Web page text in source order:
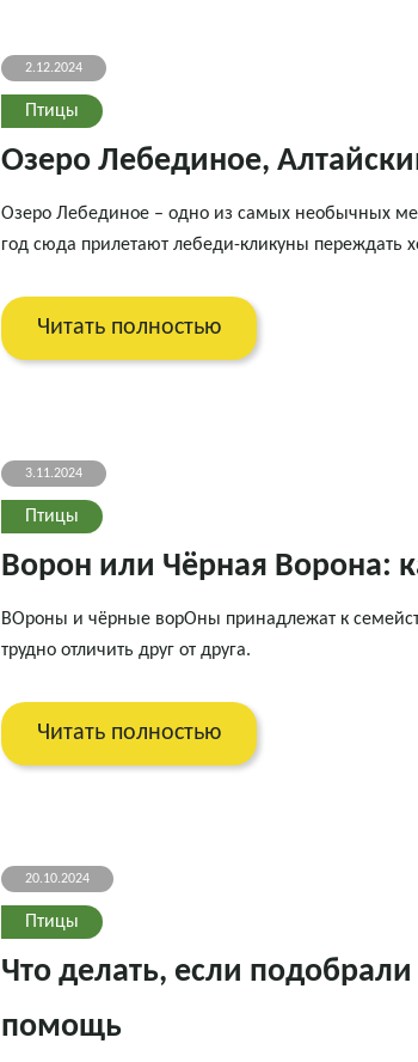
2.12.2024
Птицы
Озеро Лебединое,
Озеро Лебединое – одно из самых необычных
год сюда прилетают лебеди-кликуны переждать
Читать полностью
3.11.2024
Птицы
Ворон или Чёрная Ворона:
ВОроны и чёрные ворОны принадлежат к
трудно отличить друг от друга.
Читать полностью
20.10.2024
Птицы
Что делать, если
помощь